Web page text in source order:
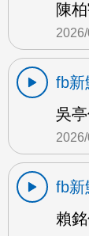
陳
fb新
吳
fb新
賴